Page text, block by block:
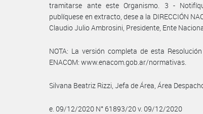
tramitarse ante este Organismo. 3 -
publíquese en extracto, dese a la DIRECCIÓN
Claudio Julio Ambrosini, Presidente, Ente
NOTA: La versión completa de esta
ENACOM: www.enacom.gob.ar/normativas.
Silvana Beatriz Rizzi, Jefa de Área, Área
e. 09/12/2020 N° 61893/20 v. 09/12/2020